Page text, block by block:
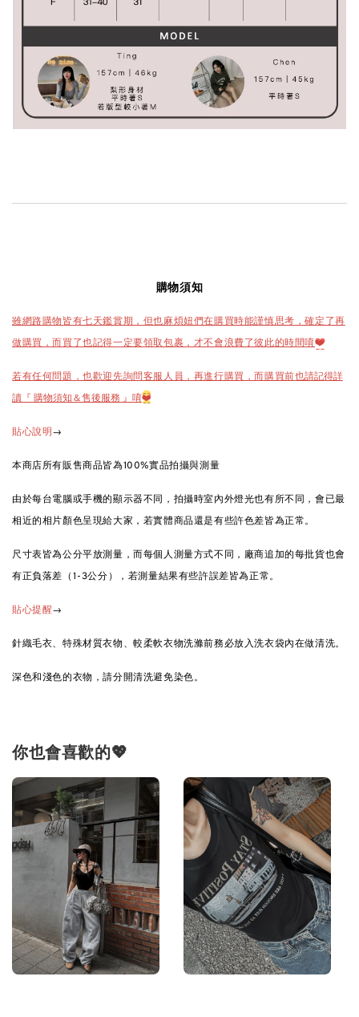
購物須知
雖網路購物皆有七天鑑賞期，但也麻煩妞們在購買時能謹慎思考，確定了再
做購買，而買了也記得一定要領取包裹，才不會浪費了彼此的時間唷❤️
若有任何問題，也歡迎先詢問客服人員，再進行購買，而購買前也請記得詳
讀『 購物須知＆售後服務 』唷❤️
貼心說明→
本商店所有販售商品皆為100%實品拍攝與測量
由於每台電腦或手機的顯示器不同，拍攝時室內外燈光也有所不同，會已最
相近的相片顏色呈現給大家，若實體商品還是有些許色差皆為正常。
尺寸表皆為公分平放測量，而每個人測量方式不同，廠商追加的每批貨也會
有正負落差（1-3公分），若測量結果有些許誤差皆為正常。
貼心提醒→
針織毛衣、特殊材質衣物、較柔軟衣物洗滌前務必放入洗衣袋內在做清洗。
深色和淺色的衣物，請分開清洗避免染色。
你也會喜歡的💖